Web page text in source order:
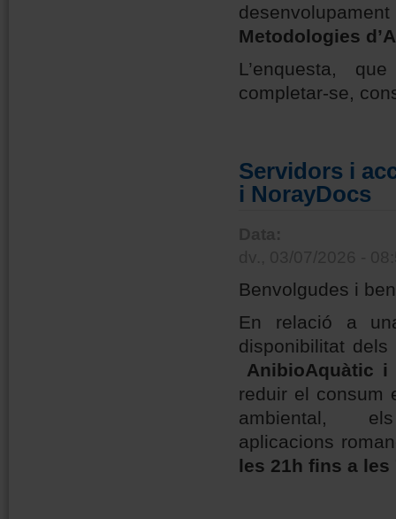
Metodologies
L’enquesta,
completar-se,
Servidors i
i NorayDocs
Benvolgudes i
En relació a
disponibilitat
AnibioAquàtic
reduir el consum
ambiental,
aplicacions
les 21h fins a les